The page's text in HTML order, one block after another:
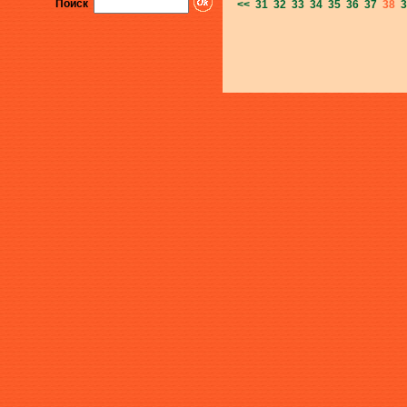
Поиск << 31 32 33 34 35 36 37 38